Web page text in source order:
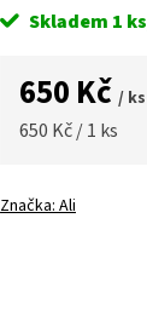
Skladem 1 ks
650 Kč / ks
Měrná
650 Kč / 1 ks
Značka: Ali